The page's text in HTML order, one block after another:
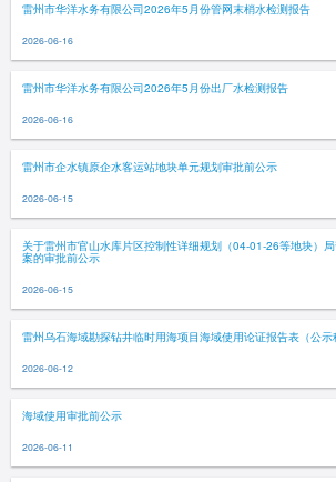
雷州市华洋水务有限公司2026年5月份管网末梢水检测报告
2026-06-16
雷州市华洋水务有限公司2026年5月份出厂水检测报告
2026-06-16
雷州市企水镇原企水客运站地块单元规划审批前公示
2026-06-15
关于雷州市官山水库片区控制性详细规划（04-01-26等地块）
案的审批前公示
2026-06-15
雷州乌石海域勘探钻井临时用海项目海域使用论证报告表（公示
2026-06-12
海域使用审批前公示
2026-06-11